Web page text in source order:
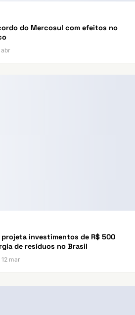
do Mercosul com efeitos no
abr
investimentos de R$ 500
de resíduos no Brasil
mar